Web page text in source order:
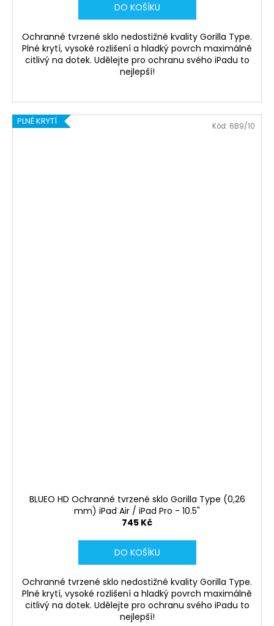
DO KOŠÍKU
Ochranné tvrzené sklo nedostižné kvality Gorilla Type.
Plné krytí, vysoké rozlišení a hladký povrch maximálně
citlivý na dotek. Udělejte pro ochranu svého iPadu to
nejlepší!
PLNÉ KRYTÍ
BLUEO HD Ochranné tvrzené sklo Gorilla Type (0,26
mm) iPad Air / iPad Pro - 10.5"
745 Kč
DO KOŠÍKU
Ochranné tvrzené sklo nedostižné kvality Gorilla Type.
Plné krytí, vysoké rozlišení a hladký povrch maximálně
citlivý na dotek. Udělejte pro ochranu svého iPadu to
nejlepší!
Kód: 6B9/10